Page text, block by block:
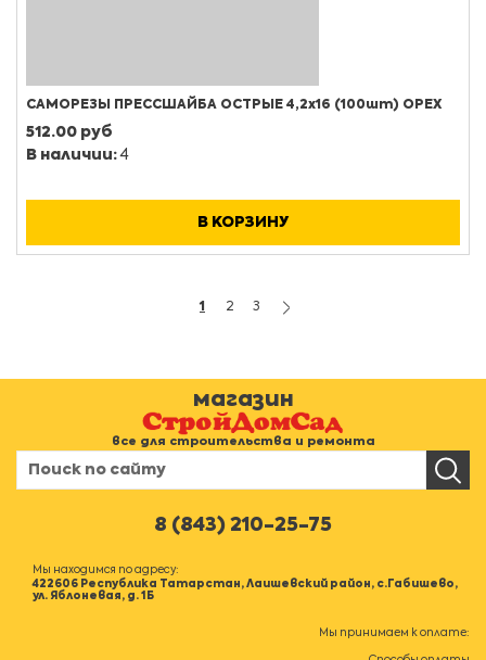
САМОРЕЗЫ ПРЕССШАЙБА ОСТРЫЕ 4,2х16 (100шт) ОРЕХ
512.00 руб
В наличии:4
В КОРЗИНУ
1 2 3
магазин
все для строительства и ремонта
8 (843) 210-25-75
Мы находимся по адресу:
422606 Республика Татарстан, Лаишевский район, с.Габишево,
ул. Яблоневая, д. 1Б
Мы принимаем к оплате: